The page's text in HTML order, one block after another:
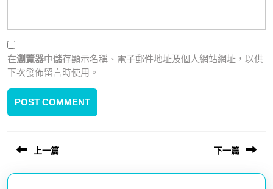
在瀏覽器中儲存顯示名稱、電子郵件地址及個人網站網址，以供
下次發佈留言時使用。
文
導
上一篇
Previous
下一篇